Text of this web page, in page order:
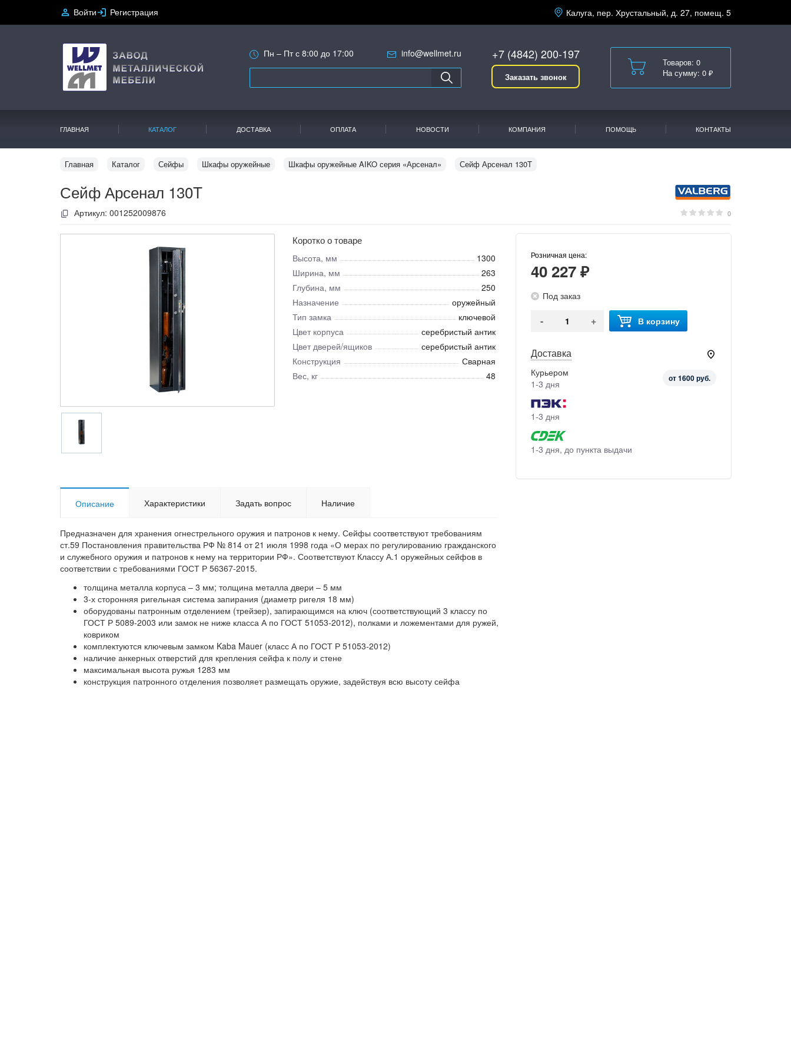
Войти Регистрация Калуга, пер. Хрустальный, д. 27, помещ. 5
Пн – Пт с 8:00 до 17:00 info@wellmet.ru +7 (4842) 200-197
Заказать звонок
Товаров: 0
На сумму: 0 ₽
ГЛАВНАЯ КАТАЛОГ ДОСТАВКА ОПЛАТА НОВОСТИ КОМПАНИЯ ПОМОЩЬ КОНТАКТЫ
Главная Каталог Сейфы Шкафы оружейные Шкафы оружейные AIKO серия «Арсенал» Сейф Арсенал 130T
Сейф Арсенал 130T
Артикул: 001252009876 0
Коротко о товаре
Высота, мм
1300
Ширина, мм
263
Глубина, мм
250
Назначение
оружейный
Тип замка
ключевой
Цвет корпуса
серебристый антик
Цвет дверей/ящиков
серебристый антик
Конструкция
Сварная
Вес, кг
48
Розничная цена:
40 227 ₽
Под заказ
- + В корзину
Доставка
Курьером
1-3 дня
от 1600 руб.
1-3 дня
1-3 дня, до пункта выдачи
Описание Характеристики Задать вопрос Наличие
Предназначен для хранения огнестрельного оружия и патронов к нему. Сейфы соответствуют требованиям
ст.59 Постановления правительства РФ № 814 от 21 июля 1998 года «О мерах по регулированию гражданского
и служебного оружия и патронов к нему на территории РФ». Соответствуют Классу А.1 оружейных сейфов в
соответствии с требованиями ГОСТ Р 56367-2015.
толщина металла корпуса – 3 мм; толщина металла двери – 5 мм
3-х сторонняя ригельная система запирания (диаметр ригеля 18 мм)
оборудованы патронным отделением (трейзер), запирающимся на ключ (соответствующий 3 классу по
ГОСТ Р 5089-2003 или замок не ниже класса А по ГОСТ 51053-2012), полками и ложементами для ружей,
ковриком
комплектуются ключевым замком Kaba Mauer (класс А по ГОСТ Р 51053-2012)
наличие анкерных отверстий для крепления сейфа к полу и стене
максимальная высота ружья 1283 мм
конструкция патронного отделения позволяет размещать оружие, задействуя всю высоту сейфа